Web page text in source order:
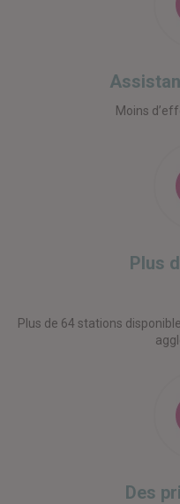
Moins
Plus
Plus de 64 stations
Des